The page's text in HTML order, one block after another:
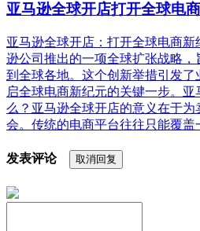
亚马逊全球开店打开全球电
亚马逊全球开店：打开全球电商
逊公司推出的一项全球扩张战略
到全球各地。这个创新举措引发
启全球电商新纪元的关键一步。
么？亚马逊全球开店的意义在于
会。传统的电商平台往往只能覆盖
发表评论 取消回复